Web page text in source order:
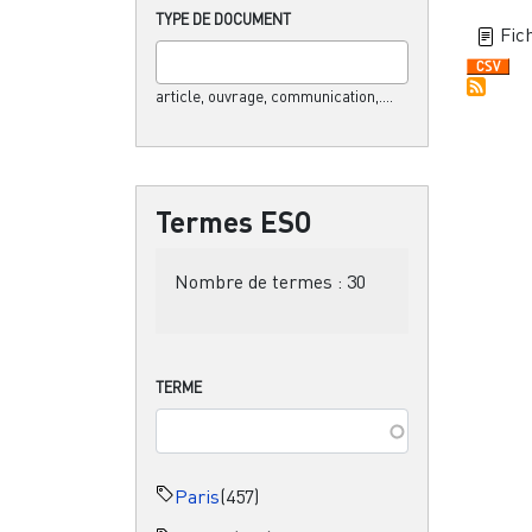
TYPE DE DOCUMENT
article, ouvrage, communication,....
Termes ESO
Nombre de termes : 30
TERME
Paris(457)